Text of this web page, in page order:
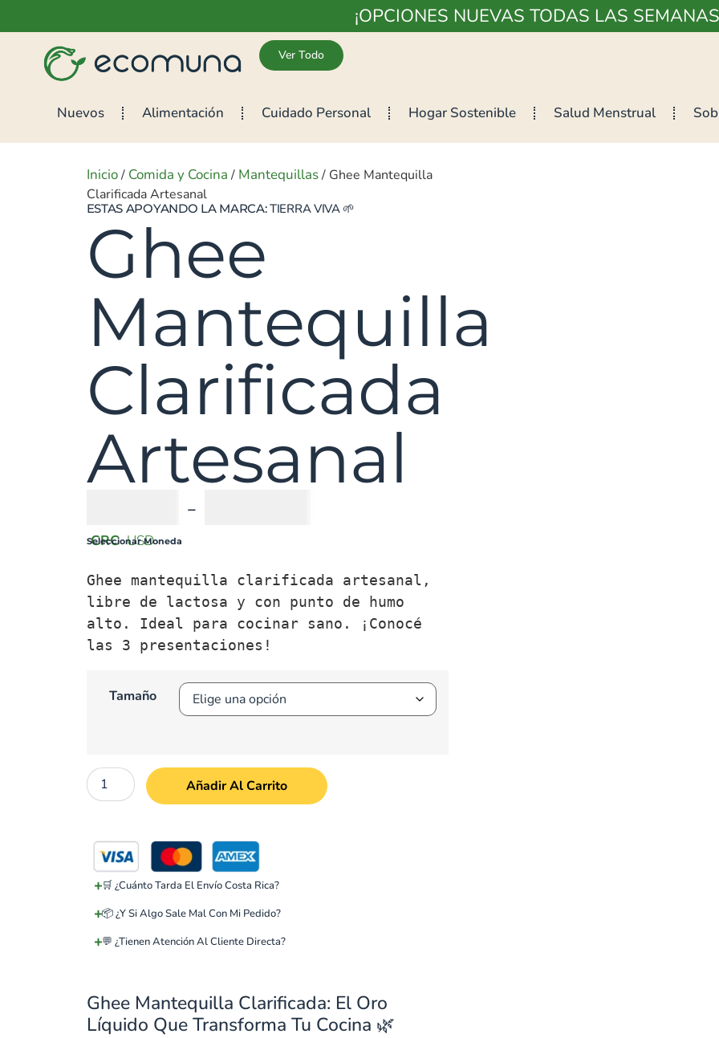
¡OPCIONES NUEVAS TODAS LAS
Ver Todo
Nuevos Alimentación Cuidado Personal Hogar Sostenible Salud Menstrual
Inicio/ Comida y Cocina / Mantequillas/ Ghee Mantequilla
Clarificada Artesanal
ESTAS APOYANDO LA MARCA:TIERRA VIVA🌱
Ghee
Mantequilla
Clarificada
Artesanal
-
CRC USD
Seleccionar Moneda
Ghee mantequilla clarificada artesanal,
libre de lactosa y con punto de humo
alto. Ideal para cocinar sano. ¡Conocé
las 3 presentaciones!
Tamaño
Añadir Al Carrito
🛒 ¿Cuánto Tarda El Envío Costa Rica?
📦 ¿Y Si Algo Sale Mal Con Mi Pedido?
💬 ¿Tienen Atención Al Cliente Directa?
Ghee Mantequilla Clarificada: El Oro
Líquido Que Transforma Tu Cocina 🌿